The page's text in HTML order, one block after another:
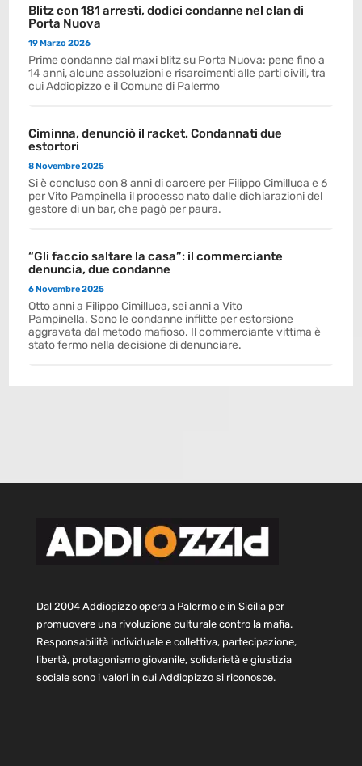
Blitz con 181 arresti, dodici condanne nel clan di
Porta Nuova
19 Marzo 2026
Prime condanne dal maxi blitz su Porta Nuova: pene fino a
14 anni, alcune assoluzioni e risarcimenti alle parti civili, tra
cui Addiopizzo e il Comune di Palermo
Ciminna, denunciò il racket. Condannati due
estortori
8 Novembre 2025
Si è concluso con 8 anni di carcere per Filippo Cimilluca e 6
per Vito Pampinella il processo nato dalle dichiarazioni del
gestore di un bar, che pagò per paura.
“Gli faccio saltare la casa”: il commerciante
denuncia, due condanne
6 Novembre 2025
Otto anni a Filippo Cimilluca, sei anni a Vito
Pampinella. Sono le condanne inflitte per estorsione
aggravata dal metodo mafioso. Il commerciante vittima è
stato fermo nella decisione di denunciare.
Dal 2004 Addiopizzo opera a Palermo e in Sicilia per
promuovere una rivoluzione culturale contro la mafia.
Responsabilità individuale e collettiva, partecipazione,
libertà, protagonismo giovanile, solidarietà e giustizia
sociale sono i valori in cui Addiopizzo si riconosce.